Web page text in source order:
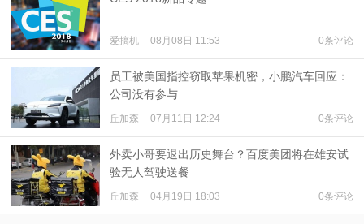
爱搞机 08月08日 11:53 0条评论
员工被美国指控窃取苹果机密，小鹏汽车回应：
公司没有参与
丘加森 07月11日 12:24 0条评论
外卖小哥要退出历史舞台？百度美团将在雄安试
验无人驾驶送餐
丘加森 04月19日 18:03 0条评论